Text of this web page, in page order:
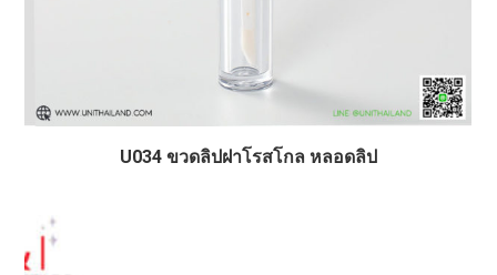
U034 ขวดลิปฝาโรสโกล หลอดลิป